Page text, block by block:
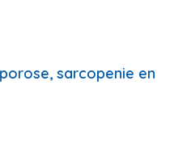
sarcopenie en